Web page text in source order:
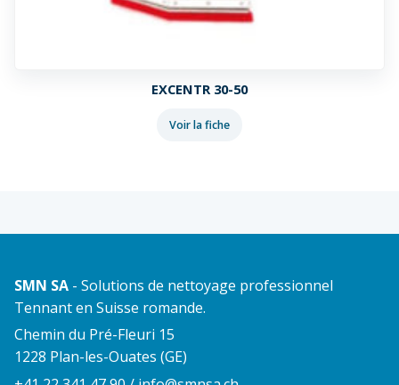
EXCENTR 30-50
Voir la fiche
SMN SA - Solutions de nettoyage professionnel
Tennant en Suisse romande.
Chemin du Pré-Fleuri 15
1228 Plan-les-Ouates (GE)